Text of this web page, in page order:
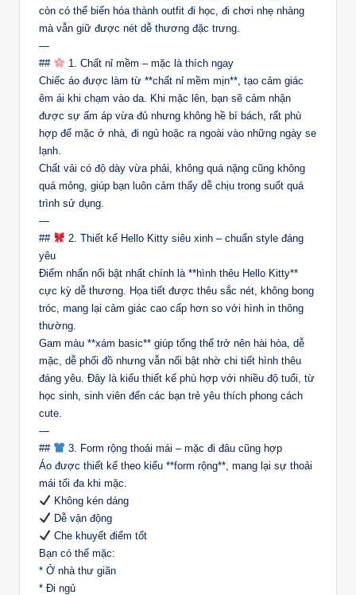
còn có thể biến hóa thành outfit đi học, đi chơi nhẹ nhàng
mà vẫn giữ được nét dễ thương đặc trưng.
—
##
1. Chất nỉ mềm – mặc là thích ngay
Chiếc áo được làm từ **chất nỉ mềm mịn**, tạo cảm giác
êm ái khi chạm vào da. Khi mặc lên, bạn sẽ cảm nhận
được sự ấm áp vừa đủ nhưng không hề bí bách, rất phù
hợp để mặc ở nhà, đi ngủ hoặc ra ngoài vào những ngày se
lạnh.
Chất vải có độ dày vừa phải, không quá nặng cũng không
quá mỏng, giúp bạn luôn cảm thấy dễ chịu trong suốt quá
trình sử dụng.
—
##
2. Thiết kế Hello Kitty siêu xinh – chuẩn style đáng
yêu
Điểm nhấn nổi bật nhất chính là **hình thêu Hello Kitty**
cực kỳ dễ thương. Họa tiết được thêu sắc nét, không bong
tróc, mang lại cảm giác cao cấp hơn so với hình in thông
thường.
Gam màu **xám basic** giúp tổng thể trở nên hài hòa, dễ
mặc, dễ phối đồ nhưng vẫn nổi bật nhờ chi tiết hình thêu
đáng yêu. Đây là kiểu thiết kế phù hợp với nhiều độ tuổi, từ
học sinh, sinh viên đến các bạn trẻ yêu thích phong cách
cute.
—
##
3. Form rộng thoải mái – mặc đi đâu cũng hợp
Áo được thiết kế theo kiểu **form rộng**, mang lại sự thoải
mái tối đa khi mặc.
Không kén dáng
Dễ vận động
Che khuyết điểm tốt
Bạn có thể mặc:
* Ở nhà thư giãn
* Đi ngủ